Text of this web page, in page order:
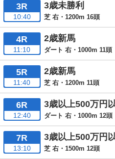
3R
10:40
3歳未勝利
芝 右・1200m 16頭
4R
11:10
2歳新馬
ダート 右・1000m 11頭
5R
11:40
2歳新馬
芝 右・1200m 11頭
6R
12:40
3歳以上500万円
ダート 右・1000m 12頭
7R
13:10
3歳以上500万円
芝 右・1500m 12頭